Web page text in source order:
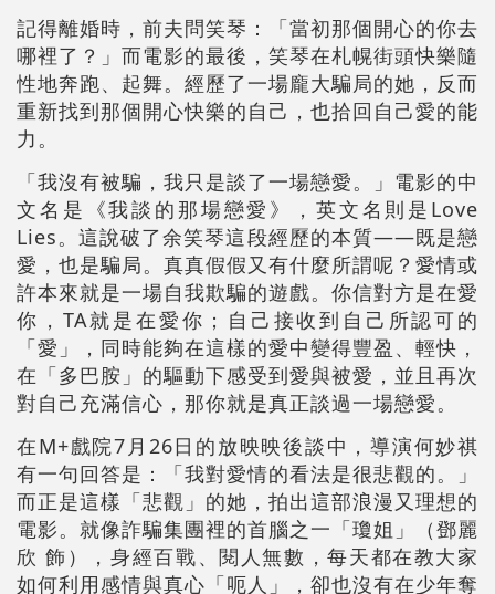
記得離婚時，前夫問笑琴：「當初那個開心的你去
哪裡了？」而電影的最後，笑琴在札幌街頭快樂隨
性地奔跑、起舞。經歷了一場龐大騙局的她，反而
重新找到那個開心快樂的自己，也拾回自己愛的能
力。
「我沒有被騙，我只是談了一場戀愛。」電影的中
文名是《我談的那場戀愛》，英文名則是Love
Lies。這說破了余笑琴這段經歷的本質——既是戀
愛，也是騙局。真真假假又有什麼所謂呢？愛情或
許本來就是一場自我欺騙的遊戲。你信對方是在愛
你，TA就是在愛你；自己接收到自己所認可的
「愛」，同時能夠在這樣的愛中變得豐盈、輕快，
在「多巴胺」的驅動下感受到愛與被愛，並且再次
對自己充滿信心，那你就是真正談過一場戀愛。
在M+戲院7月26日的放映映後談中，導演何妙祺
有一句回答是：「我對愛情的看法是很悲觀的。」
而正是這樣「悲觀」的她，拍出這部浪漫又理想的
電影。就像詐騙集團裡的首腦之一「瓊姐」（鄧麗
欣 飾），身經百戰、閱人無數 ，每天都在教大家
如何利用感情與真心「呃人」，卻也沒有在少年奪